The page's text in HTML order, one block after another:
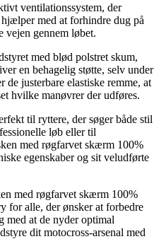
ventilationssystem, der
med at forhindre dug på
gennem løbet.
med blød polstret skum,
en behagelig støtte, selv under
de justerbare elastiske remme, at
hvilke manøvrer der udføres.
til ryttere, der søger både stil
løb eller til
med røgfarvet skærm 100%
egenskaber og sit veludførte
med røgfarvet skærm 100%
for alle, der ønsker at forbedre
med at de nyder optimal
dit motocross-arsenal med